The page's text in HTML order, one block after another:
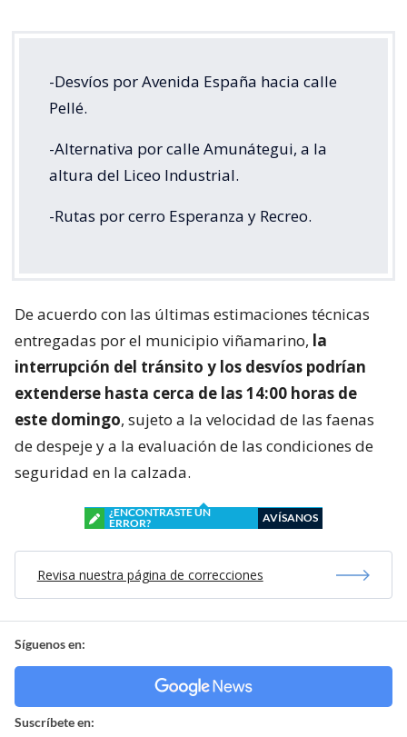
-Desvíos por Avenida España hacia calle
Pellé.
-Alternativa por calle Amunátegui, a la
altura del Liceo Industrial.
-Rutas por cerro Esperanza y Recreo.
De acuerdo con las últimas estimaciones técnicas
entregadas por el municipio viñamarino, la
interrupción del tránsito y los desvíos podrían
extenderse hasta cerca de las 14:00 horas de
este domingo, sujeto a la velocidad de las faenas
de despeje y a la evaluación de las condiciones de
seguridad en la calzada.
¿ENCONTRASTE UN
ERROR?
AVÍSANOS
Revisa nuestra página de correcciones
Síguenos en:
Suscríbete en: